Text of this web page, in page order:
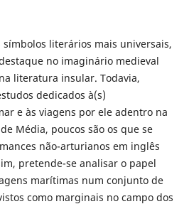
literários mais universais,
no imaginário medieval
literatura insular. Todavia,
dedicados à(s)
e às viagens por ele adentro na
Média, poucos são os que se
não-arturianos em inglês
pretende-se analisar o papel
marítimas num conjunto de
como marginais no campo dos